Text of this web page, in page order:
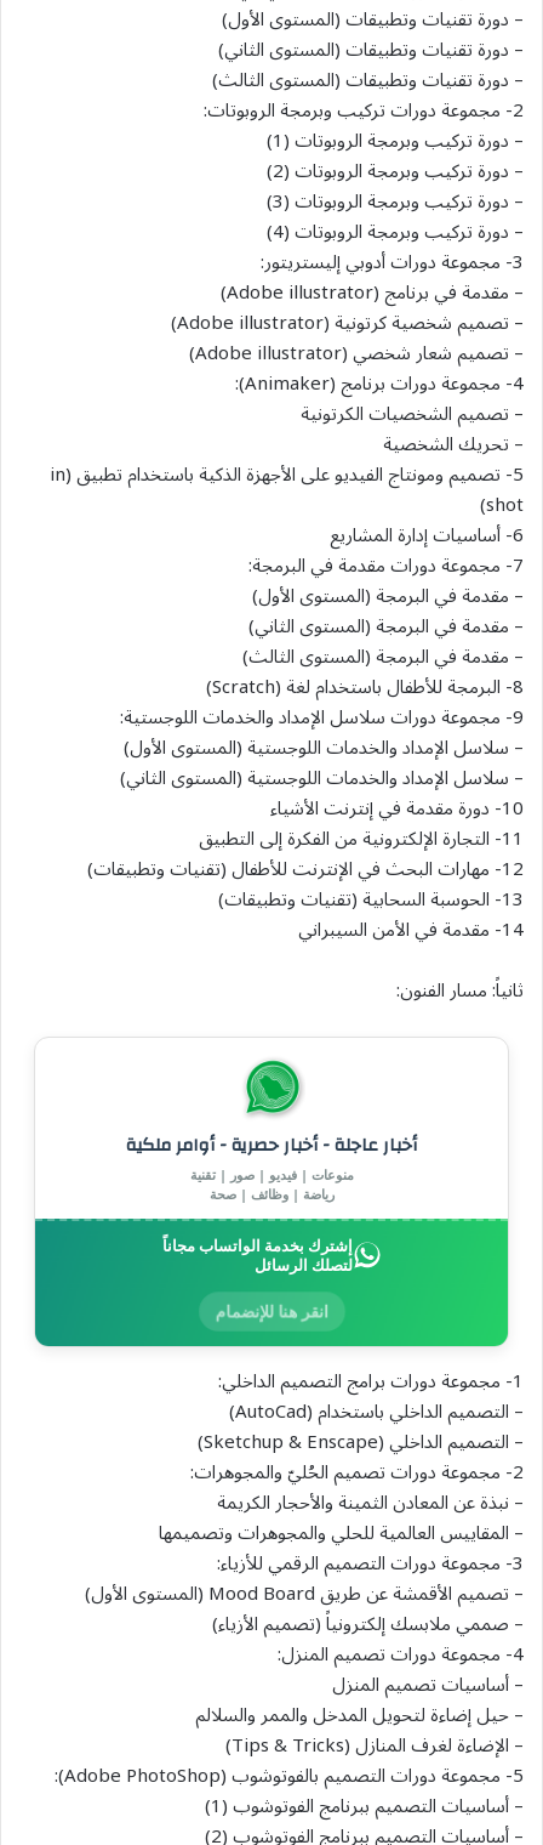
– دورة تقنيات وتطبيقات (المستوى الأول)
– دورة تقنيات وتطبيقات (المستوى الثاني)
– دورة تقنيات وتطبيقات (المستوى الثالث)
2- مجموعة دورات تركيب وبرمجة الروبوتات:
– دورة تركيب وبرمجة الروبوتات (1)
– دورة تركيب وبرمجة الروبوتات (2)
– دورة تركيب وبرمجة الروبوتات (3)
– دورة تركيب وبرمجة الروبوتات (4)
3- مجموعة دورات أدوبي إليستريتور:
– مقدمة في برنامج (Adobe illustrator)
– تصميم شخصية كرتونية (Adobe illustrator)
– تصميم شعار شخصي (Adobe illustrator)
4- مجموعة دورات برنامج (Animaker):
– تصميم الشخصيات الكرتونية
– تحريك الشخصية
5- تصميم ومونتاج الفيديو على الأجهزة الذكية باستخدام تطبيق (in
shot)
6- أساسيات إدارة المشاريع
7- مجموعة دورات مقدمة في البرمجة:
– مقدمة في البرمجة (المستوى الأول)
– مقدمة في البرمجة (المستوى الثاني)
– مقدمة في البرمجة (المستوى الثالث)
8- البرمجة للأطفال باستخدام لغة (Scratch)
9- مجموعة دورات سلاسل الإمداد والخدمات اللوجستية:
– سلاسل الإمداد والخدمات اللوجستية (المستوى الأول)
– سلاسل الإمداد والخدمات اللوجستية (المستوى الثاني)
10- دورة مقدمة في إنترنت الأشياء
11- التجارة الإلكترونية من الفكرة إلى التطبيق
12- مهارات البحث في الإنترنت للأطفال (تقنيات وتطبيقات)
13- الحوسبة السحابية (تقنيات وتطبيقات)
14- مقدمة في الأمن السيبراني
ثانياً: مسار الفنون:
أخبار عاجلة - أخبار حصرية - أوامر ملكية
منوعات | فيديو | صور | تقنية
رياضة | وظائف | صحة
إشترك بخدمة الواتساب مجاناً
لتصلك الرسائل
انقر هنا للإنضمام
1- مجموعة دورات برامج التصميم الداخلي:
– التصميم الداخلي باستخدام (AutoCad)
– التصميم الداخلي (Sketchup & Enscape)
2- مجموعة دورات تصميم الحُليّ والمجوهرات:
– نبذة عن المعادن الثمينة والأحجار الكريمة
– المقاييس العالمية للحلي والمجوهرات وتصميمها
3- مجموعة دورات التصميم الرقمي للأزياء:
– تصميم الأقمشة عن طريق Mood Board (المستوى الأول)
– صممي ملابسك إلكترونياً (تصميم الأزياء)
4- مجموعة دورات تصميم المنزل:
– أساسيات تصميم المنزل
– حيل إضاءة لتحويل المدخل والممر والسلالم
– الإضاءة لغرف المنازل (Tips & Tricks)
5- مجموعة دورات التصميم بالفوتوشوب (Adobe PhotoShop):
– أساسيات التصميم ببرنامج الفوتوشوب (1)
– أساسيات التصميم ببرنامج الفوتوشوب (2)